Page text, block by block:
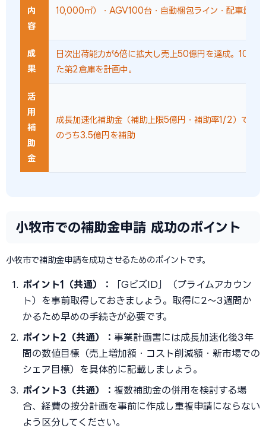
内
容
10,000㎡）・AGV100台・自動梱包ライン・配車最適
成
果
日次出荷能力が6倍に拡大し売上50億円を達成。100億
た第2倉庫を計画中。
活
用
補
助
金
成長加速化補助金（補助上限5億円・補助率1/2）で設
のうち3.5億円を補助
小牧市での補助金申請 成功のポイント
小牧市で補助金申請を成功させるためのポイントです。
ポイント1（共通）：
「GビズID」（プライムアカウン
ト）を事前取得しておきましょう。取得に2〜3週間か
かるため早めの手続きが必要です。
ポイント2（共通）： 事業計画書には成長加速化後3年
間の数値目標（売上増加額・コスト削減額・新市場での
シェア目標）を具体的に記載しましょう。
ポイント3（共通）： 複数補助金の併用を検討する場
合、経費の按分計画を事前に作成し重複申請にならない
よう区分してください。